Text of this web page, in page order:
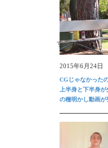
すごい動画
2015年6月24日
CGじゃなかった
上半身と下半身
の種明かし動画が